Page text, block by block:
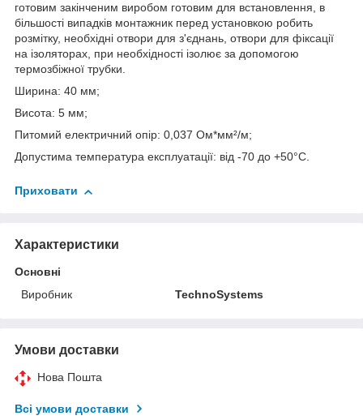
готовим закінченим виробом готовим для встановлення, в
більшості випадків монтажник перед установкою робить
розмітку, необхідні отвори для з'єднань, отвори для фіксації
на ізоляторах, при необхідності ізолює за допомогою
термозбіжної трубки.
Ширина: 40 мм;
Висота: 5 мм;
Питомий електричний опір: 0,037 Ом*мм²/м;
Допустима температура експлуатації: від -70 до +50°С.
Приховати
Характеристики
Основні
Виробник
TechnoSystems
Умови доставки
Нова Пошта
Всі умови доставки